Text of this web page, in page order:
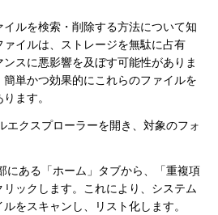
ルを検索・削除する方法について知
イルは、ストレージを無駄に占有
スに悪影響を及ぼす可能性がありま
単かつ効果的にこれらのファイルを
ます。
エクスプローラーを開き、対象のフォ
にある「ホーム」タブから、「重複項
ックします。これにより、システム
をスキャンし、リスト化します。